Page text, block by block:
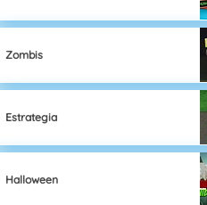
Zombis
Estrategia
Halloween